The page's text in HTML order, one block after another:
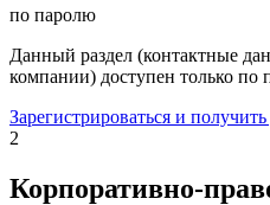
по паролю
Данный раздел (контактные
компании) доступен только по
Зарегистрироваться и
2
Корпоративно-